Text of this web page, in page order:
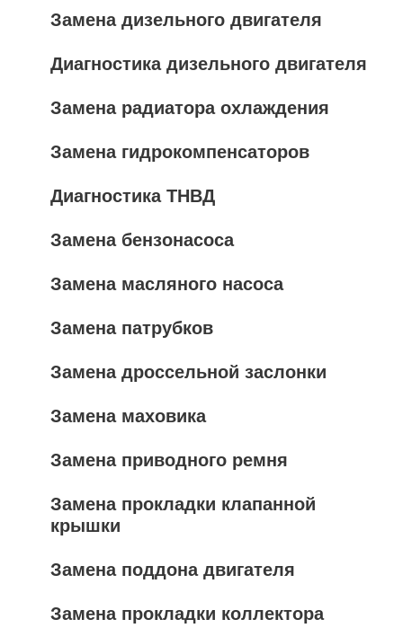
Замена дизельного двигателя
Диагностика дизельного двигателя
Замена радиатора охлаждения
Замена гидрокомпенсаторов
Диагностика ТНВД
Замена бензонасоса
Замена масляного насоса
Замена патрубков
Замена дроссельной заслонки
Замена маховика
Замена приводного ремня
Замена прокладки клапанной
крышки
Замена поддона двигателя
Замена прокладки коллектора